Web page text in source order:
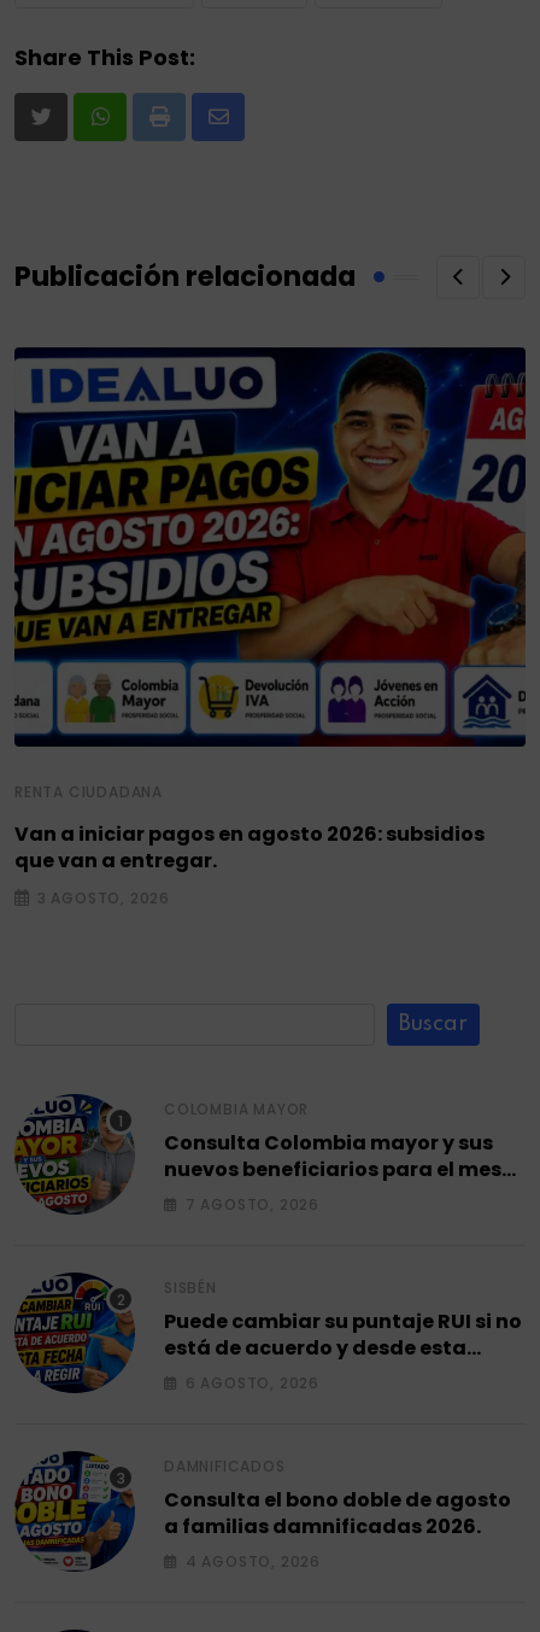
Share This Post:
Print
Share
Publicación relacionada
RENTA CIUDADANA
Van a iniciar pagos en agosto 2026: subsidios
que van a entregar.
3 AGOSTO, 2026
Buscar
COLOMBIA MAYOR
Consulta Colombia mayor y sus
nuevos beneficiarios para el mes
de agosto 2026.
7 AGOSTO, 2026
SISBÉN
Puede cambiar su puntaje RUI si no
está de acuerdo y desde esta
fecha empieza a regir en el 2026.
6 AGOSTO, 2026
DAMNIFICADOS
Consulta el bono doble de agosto
a familias damnificadas 2026.
4 AGOSTO, 2026